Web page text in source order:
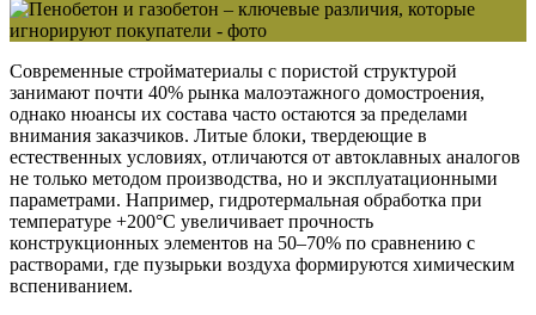
Современные стройматериалы с пористой структурой
занимают почти 40% рынка малоэтажного домостроения,
однако нюансы их состава часто остаются за пределами
внимания заказчиков. Литые блоки, твердеющие в
естественных условиях, отличаются от автоклавных аналогов
не только методом производства, но и эксплуатационными
параметрами. Например, гидротермальная обработка при
температуре +200°C увеличивает прочность
конструкционных элементов на 50–70% по сравнению с
растворами, где пузырьки воздуха формируются химическим
вспениванием.